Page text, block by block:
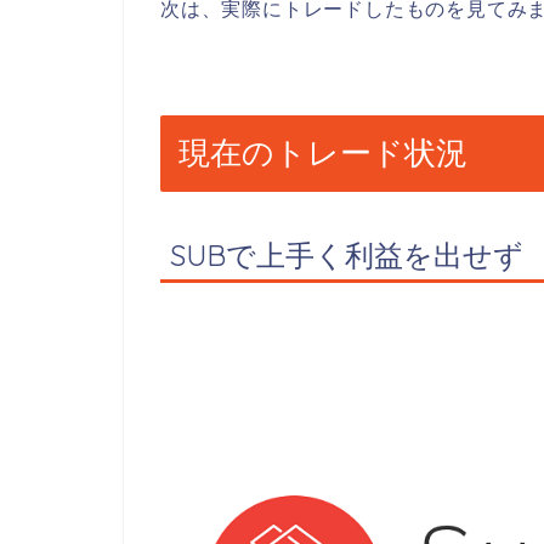
次は、実際にトレードしたものを見てみ
現在のトレード状況
SUBで上手く利益を出せず